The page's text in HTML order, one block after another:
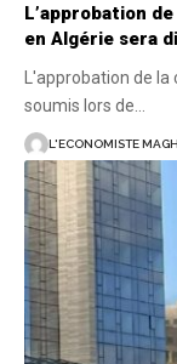
L’approbation
en Algérie sera
L'approbation de
soumis lors de
L'ECONOMISTE